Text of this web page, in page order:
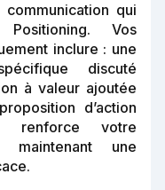
qui
Vos
inclure : une
discuté
à valeur ajoutée
d’action
renforce votre
une